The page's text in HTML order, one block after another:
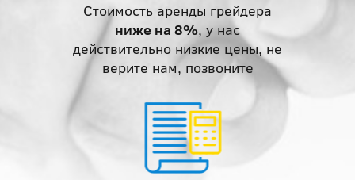
Стоимость аренды грейдера
ниже на 8%, у нас
действительно низкие цены, не
верите нам, позвоните